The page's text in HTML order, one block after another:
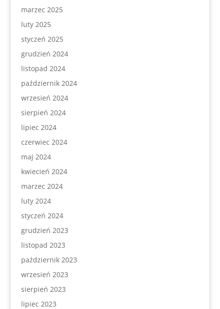
marzec 2025
luty 2025
styczeń 2025
grudzień 2024
listopad 2024
październik 2024
wrzesień 2024
sierpień 2024
lipiec 2024
czerwiec 2024
maj 2024
kwiecień 2024
marzec 2024
luty 2024
styczeń 2024
grudzień 2023
listopad 2023
październik 2023
wrzesień 2023
sierpień 2023
lipiec 2023